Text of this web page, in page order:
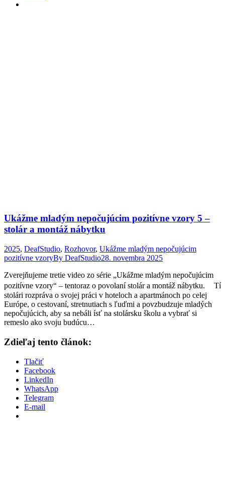
Ukážme mladým nepočujúcim pozitívne vzory 5 –
stolár a montáž nábytku
2025, DeafStudio, Rozhovor, Ukážme mladým nepočujúcim
pozitívne vzoryBy DeafStudio28. novembra 2025
Zverejňujeme tretie video zo série „Ukážme mladým nepočujúcim
pozitívne vzory“ – tentoraz o povolaní stolár a montáž nábytku. Tí
stolári rozpráva o svojej práci v hoteloch a apartmánoch po celej
Európe, o cestovaní, stretnutiach s ľuďmi a povzbudzuje mladých
nepočujúcich, aby sa nebáli ísť na stolársku školu a vybrať si
remeslo ako svoju budúcu…
Zdieľaj tento článok:
Tlačiť
Facebook
LinkedIn
WhatsApp
Telegram
E-mail